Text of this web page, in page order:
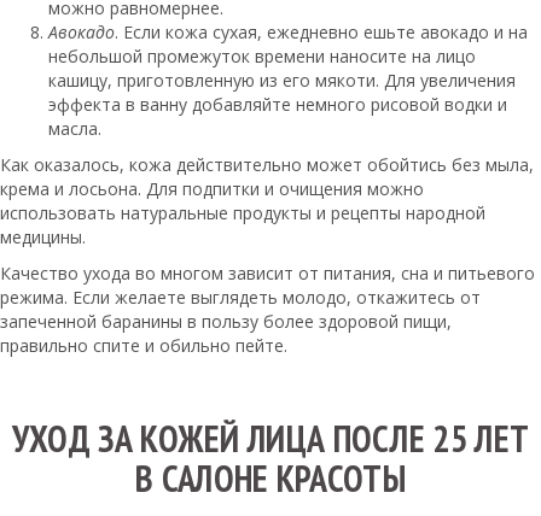
можно равномернее.
Авокадо. Если кожа сухая, ежедневно ешьте авокадо и на
небольшой промежуток времени наносите на лицо
кашицу, приготовленную из его мякоти. Для увеличения
эффекта в ванну добавляйте немного рисовой водки и
масла.
Как оказалось, кожа действительно может обойтись без мыла,
крема и лосьона. Для подпитки и очищения можно
использовать натуральные продукты и рецепты народной
медицины.
Качество ухода во многом зависит от питания, сна и питьевого
режима. Если желаете выглядеть молодо, откажитесь от
запеченной баранины в пользу более здоровой пищи,
правильно спите и обильно пейте.
УХОД ЗА КОЖЕЙ ЛИЦА ПОСЛЕ 25 ЛЕТ
В САЛОНЕ КРАСОТЫ